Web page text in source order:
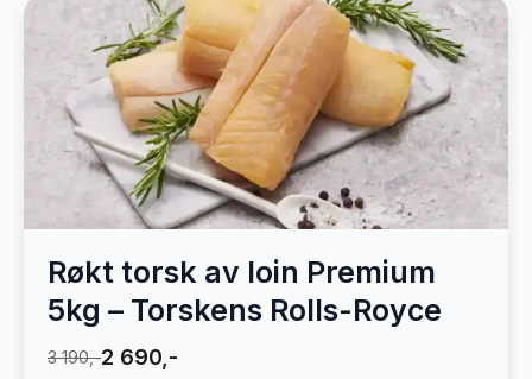
Røkt torsk av loin Premium
5kg – Torskens Rolls-Royce
3 190,-2 690,-